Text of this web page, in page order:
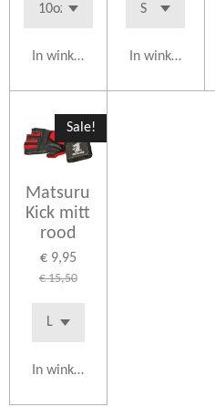
In winkelwagen In winkelwagen
Sale!
Matsuru
Kick mitt
rood
€ 9,95
€ 15,50
In winkelwagen